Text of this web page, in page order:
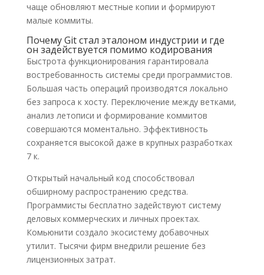
чаще обновляют местные копии и формируют
малые коммиты.
Почему Git стал эталоном индустрии и где
он задействуется помимо кодирования
Быстрота функционирования гарантировала
востребованность системы среди программистов.
Большая часть операций производятся локально
без запроса к хосту. Переключение между ветками,
анализ летописи и формирование коммитов
совершаются моментально. Эффективность
сохраняется высокой даже в крупных разработках
7 к.
Открытый начальный код способствовал
обширному распространению средства.
Программисты бесплатно задействуют систему
деловых коммерческих и личных проектах.
Комьюнити создало экосистему добавочных
утилит. Тысячи фирм внедрили решение без
лицензионных затрат.